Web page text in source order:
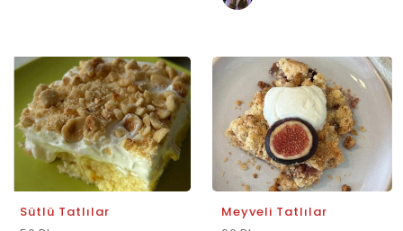
Sütlü Tatlılar
Meyveli Tatlılar